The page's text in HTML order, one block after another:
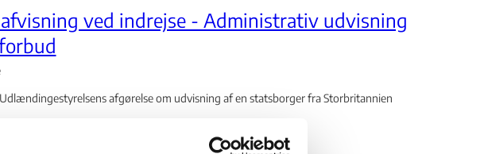
ved indrejse - Administrativ udvisning
afgørelse om udvisning af en statsborger fra Storbritannien